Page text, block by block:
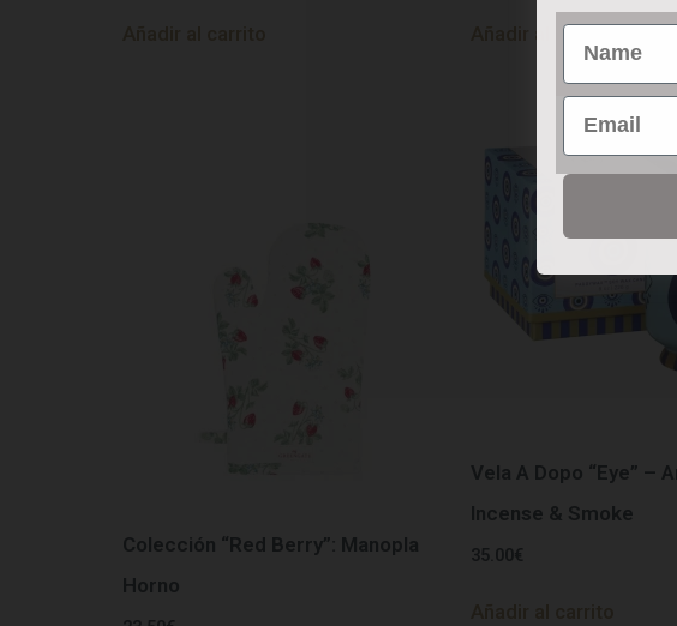
Añadir al carrito
Colección “Red Berry”: Manopla
Horno
Vela A Dopo “Eye” –
Incense & Smoke
35.00€
Name
Email